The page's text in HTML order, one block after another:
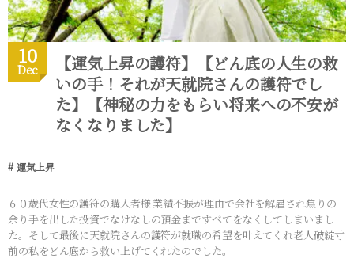
10
Dec
【運気上昇の護符】【どん底の人生の救
いの手！それが天就院さんの護符でし
た】【神秘の力をもらい将来への不安が
なくなりました】
運気上昇
６０歳代女性の護符の購入者様 業績不振が理由で会社を解雇され焦りの
余り手を出した投資でなけなしの預金まですべてをなくしてしまいまし
た。そして最後に天就院さんの護符が就職の希望を叶えてくれ老人破綻寸
前の私をどん底から救い上げてくれたのでした。